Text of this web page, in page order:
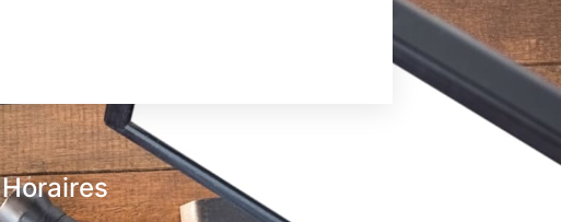
Horaires